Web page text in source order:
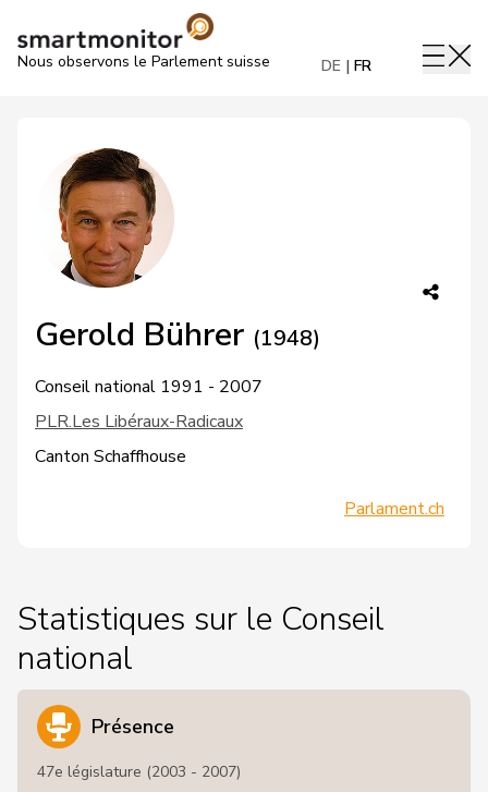
Nous observons le Parlement suisse DE FR
Gerold Bührer (1948)
Conseil national 1991 - 2007
PLR.Les Libéraux-Radicaux
Canton Schaffhouse
Parlament.ch
Statistiques sur le Conseil
national
Présence
47e législature (2003 - 2007)